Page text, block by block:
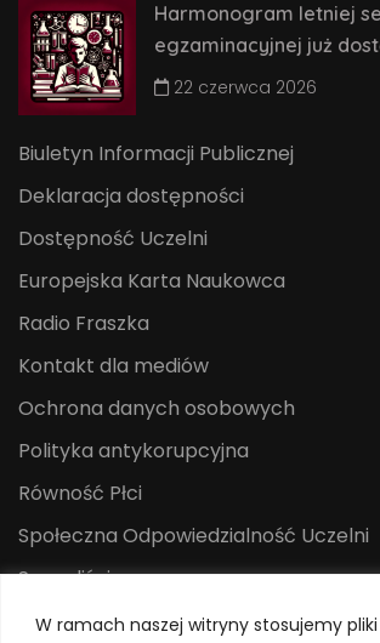
W ramach naszej witryny stosujemy
Harmonogram letniej
egzaminacyjnej już
22 czerwca 2026
Biuletyn Informacji Publicznej
Deklaracja dostępności
Dostępność Uczelni
Europejska Karta Naukowca
Radio Fraszka
Kontakt dla mediów
Ochrona danych osobowych
Polityka antykorupcyjna
Równość Płci
Społeczna Odpowiedzialność Uczelni
Sygnaliści
Centrum Mediów i Promocji